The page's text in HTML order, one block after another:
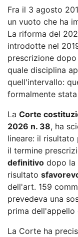
Fra il 3 agosto
un vuoto che ha
La riforma del
introdotte nel
prescrizione
quale disciplina
quell'intervallo:
formalmente
La Corte
2026 n. 38, ha
lineare: il
il termine
definitivo dopo la
risultato
dell'art. 159
prevedeva una
prima dell'appello
La Corte ha